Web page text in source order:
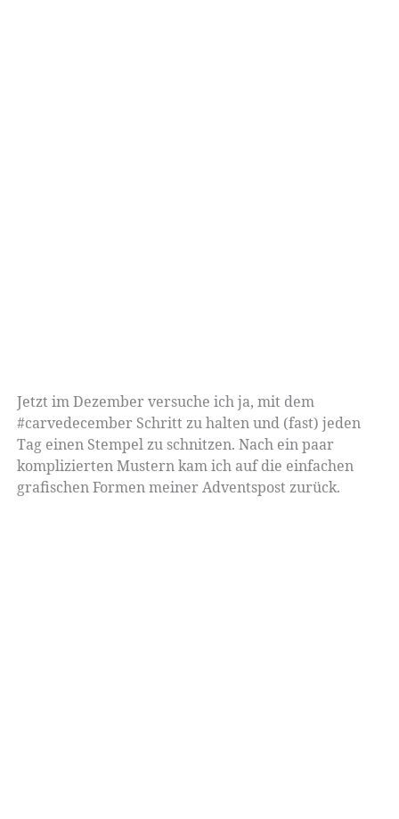
Jetzt im Dezember versuche ich ja, mit dem
#carvedecember Schritt zu halten und (fast) jeden
Tag einen Stempel zu schnitzen. Nach ein paar
komplizierten Mustern kam ich auf die einfachen
grafischen Formen meiner Adventspost zurück.